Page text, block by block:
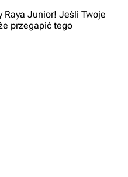
Raya Junior! Jeśli Twoje
przegapić tego